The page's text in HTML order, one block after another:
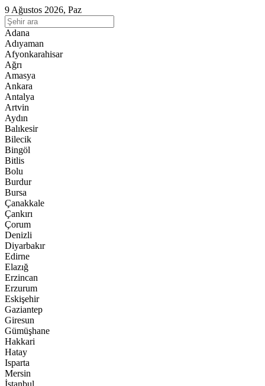
9 Ağustos 2026, Paz
Adana
Adıyaman
Afyonkarahisar
Ağrı
Amasya
Ankara
Antalya
Artvin
Aydın
Balıkesir
Bilecik
Bingöl
Bitlis
Bolu
Burdur
Bursa
Çanakkale
Çankırı
Çorum
Denizli
Diyarbakır
Edirne
Elazığ
Erzincan
Erzurum
Eskişehir
Gaziantep
Giresun
Gümüşhane
Hakkari
Hatay
Isparta
Mersin
İstanbul